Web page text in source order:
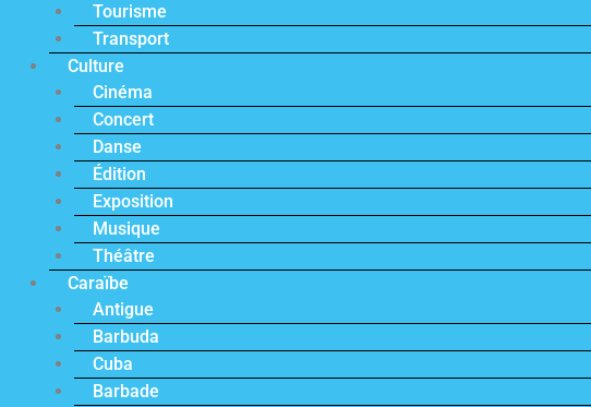
Tourisme
Transport
Culture
Cinéma
Concert
Danse
Édition
Exposition
Musique
Théâtre
Caraïbe
Antigue
Barbuda
Cuba
Barbade